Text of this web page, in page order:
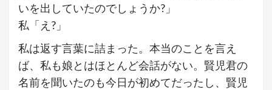
いを出していたのでしょうか?」
私「え?」
私は返す言葉に詰まった。本当のことを言え
ば、私も娘とはほとんど会話がない。賢児君の
名前を聞いたのも今日が初めてだったし、賢児